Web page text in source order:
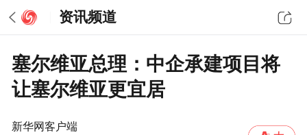
资讯频道
塞尔维亚总理：中企承建项目将
让塞尔维亚更宜居
新华网客户端